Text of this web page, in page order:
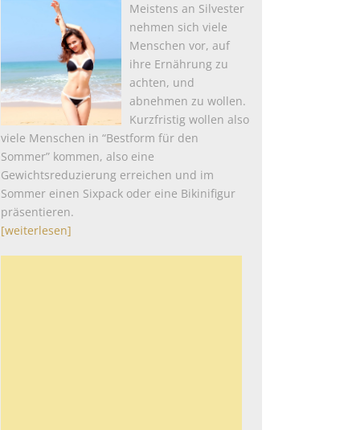
Meistens an Silvester
nehmen sich viele
Menschen vor, auf
ihre Ernährung zu
achten, und
abnehmen zu wollen.
Kurzfristig wollen also
viele Menschen in “Bestform für den
Sommer” kommen, also eine
Gewichtsreduzierung erreichen und im
Sommer einen Sixpack oder eine Bikinifigur
präsentieren.
[weiterlesen]